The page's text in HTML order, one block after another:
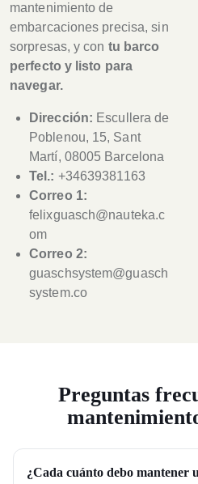
mantenimiento de
embarcaciones precisa, sin
sorpresas, y con tu barco
perfecto y listo para
navegar.
Dirección: Escullera de
Poblenou, 15, Sant
Martí, 08005 Barcelona
Tel.: +34639381163
Correo 1:
felixguasch@nauteka.c
om
Correo 2:
guaschsystem@guasch
system.co
Preguntas
¿Cada cuánto debo mantener